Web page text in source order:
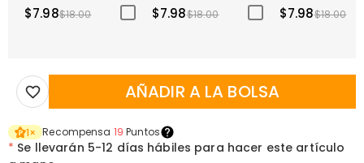
$7.98$18.00 $7.98$18.00 $7.98$18.00
AÑADIR A LA BOLSA
1× Recompensa 19 Puntos
* Se llevarán 5-12 días hábiles para hacer este artículo